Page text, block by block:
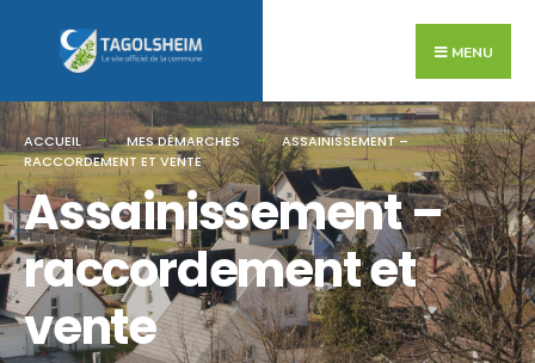
MENU
ACCUEIL MES DÉMARCHES
ASSAINISSEMENT –
RACCORDEMENT ET VENTE
Assainissement –
raccordement et
vente
for: